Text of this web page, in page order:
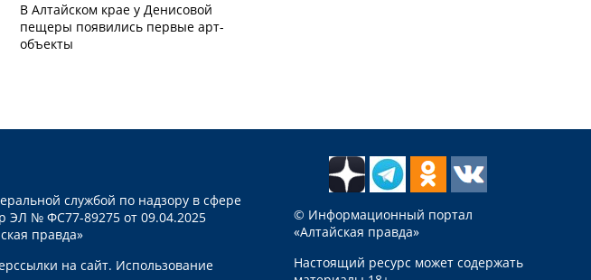
В Алтайском крае у Денисовой
пещеры появились первые арт-
объекты
службой по надзору в сфере
ЭЛ № ФС77-89275 от 09.04.2025
правда»
на сайт. Использование
© Информационный портал
«Алтайская правда»
Настоящий ресурс может содержать